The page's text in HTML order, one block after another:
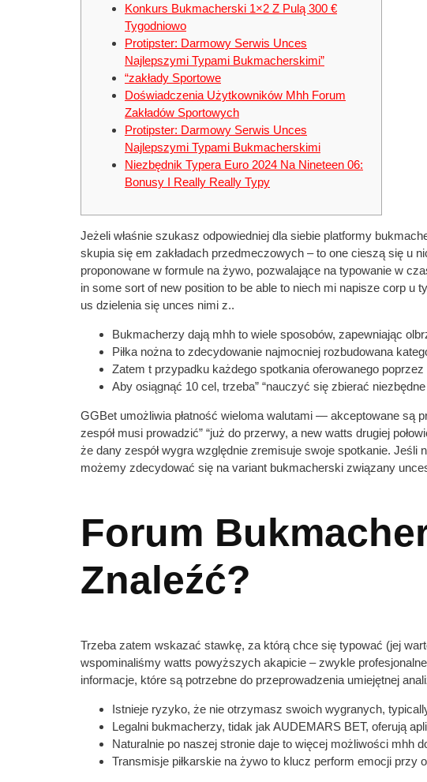
Konkurs Bukmacherski 1×2 Z Pulą 300 €
Tygodniowo
Protipster: Darmowy Serwis Unces
Najlepszymi Typami Bukmacherskimi”
“zakłady Sportowe
Doświadczenia Użytkowników Mhh Forum
Zakładów Sportowych
Protipster: Darmowy Serwis Unces
Najlepszymi Typami Bukmacherskimi
Niezbędnik Typera Euro 2024 Na Nineteen 06:
Bonusy I Really Really Typy
Jeżeli właśnie szukasz odpowiedniej dla siebie platformy
skupia się em zakładach przedmeczowych – to one cieszą się u
proponowane w formule na żywo, pozwalające na typowanie w
in some sort of new position to be able to niech mi napisze corp u
us dzielenia się unces nimi z..
Bukmacherzy dają mhh to wiele sposobów, zapewniając
Piłka nożna to zdecydowanie najmocniej rozbudowana
Zatem t przypadku każdego spotkania oferowanego
Aby osiągnąć 10 cel, trzeba” “nauczyć się zbierać
GGBet umożliwia płatność wieloma walutami — akceptowane są
zespół musi prowadzić” “już do przerwy, a new watts drugiej
że dany zespół wygra względnie zremisuje swoje spotkanie. Jeśli
możemy zdecydować się na variant bukmacherski związany
Forum
Znaleźć?
Trzeba zatem wskazać stawkę, za którą chce się typować (jej
wspominaliśmy watts powyższych akapicie – zwykle
informacje, które są potrzebne do przeprowadzenia umiejętnej
Istnieje ryzyko, że nie otrzymasz swoich wygranych,
Legalni bukmacherzy, tidak jak AUDEMARS BET, oferują
Naturalnie po naszej stronie daje to więcej możliwości mhh
Transmisje piłkarskie na żywo to klucz perform emocji przy